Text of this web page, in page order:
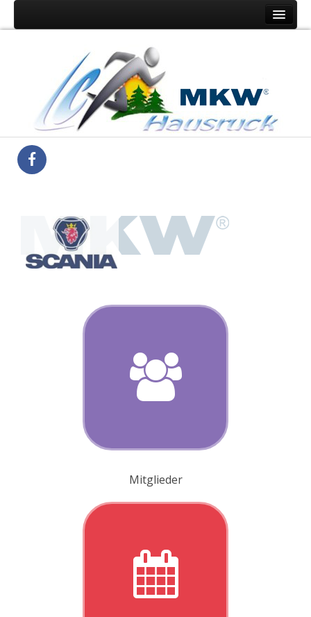
Mitglieder
Laufkalender
Bestenliste
Informationen
Mitglieder Login
Eintrag Mitglieder-Ergebnis
Mitglieder